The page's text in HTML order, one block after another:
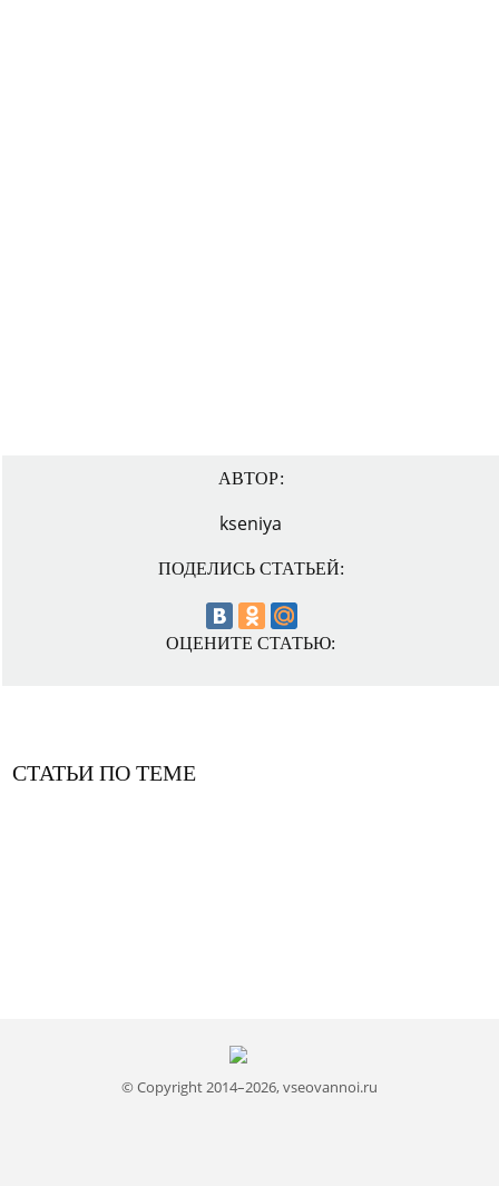
АВТОР:
kseniya
ПОДЕЛИСЬ СТАТЬЕЙ:
ОЦЕНИТЕ СТАТЬЮ:
СТАТЬИ ПО ТЕМЕ
© Copyright 2014–2026, vseovannoi.ru